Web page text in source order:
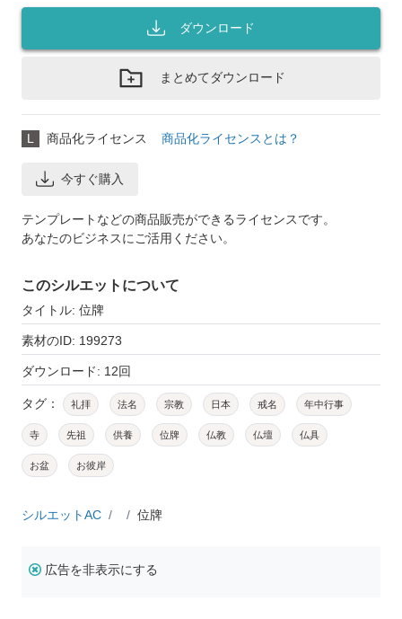
ダウンロード
まとめてダウンロード
L 商品化ライセンス 商品化ライセンスとは？
今すぐ購入
テンプレートなどの商品販売ができるライセンスです。
あなたのビジネスにご活用ください。
このシルエットについて
タイトル: 位牌
素材のID: 199273
ダウンロード: 12回
タグ： 礼拝 法名 宗教 日本 戒名 年中行事
寺 先祖 供養 位牌 仏教 仏壇 仏具
お盆 お彼岸
シルエットAC 位牌
広告を非表示にする